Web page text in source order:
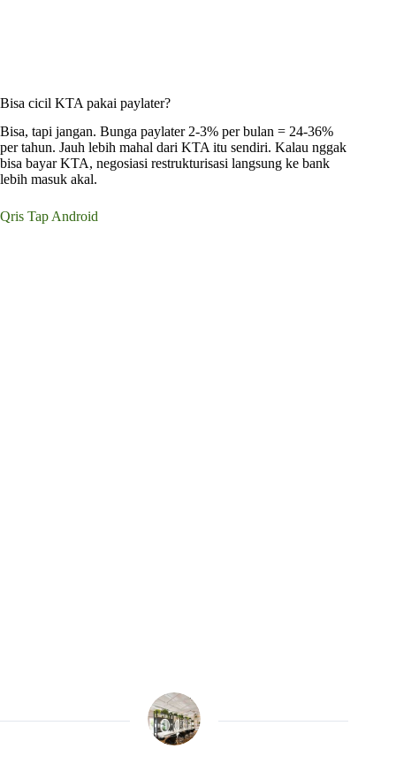
Bisa cicil KTA pakai paylater?
Bisa, tapi jangan. Bunga paylater 2-3% per bulan = 24-36%
per tahun. Jauh lebih mahal dari KTA itu sendiri. Kalau nggak
bisa bayar KTA, negosiasi restrukturisasi langsung ke bank
lebih masuk akal.
Qris Tap Android